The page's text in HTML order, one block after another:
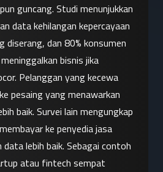
guncang. Studi menunjukkan
data kehilangan kepercayaan
diserang, dan 80% konsumen
bisnis jika
Pelanggan yang kecewa
pesaing yang menawarkan
baik. Survei lain mengungkap
ke penyedia jasa
data lebih baik. Sebagai contoh
atau fintech sempat